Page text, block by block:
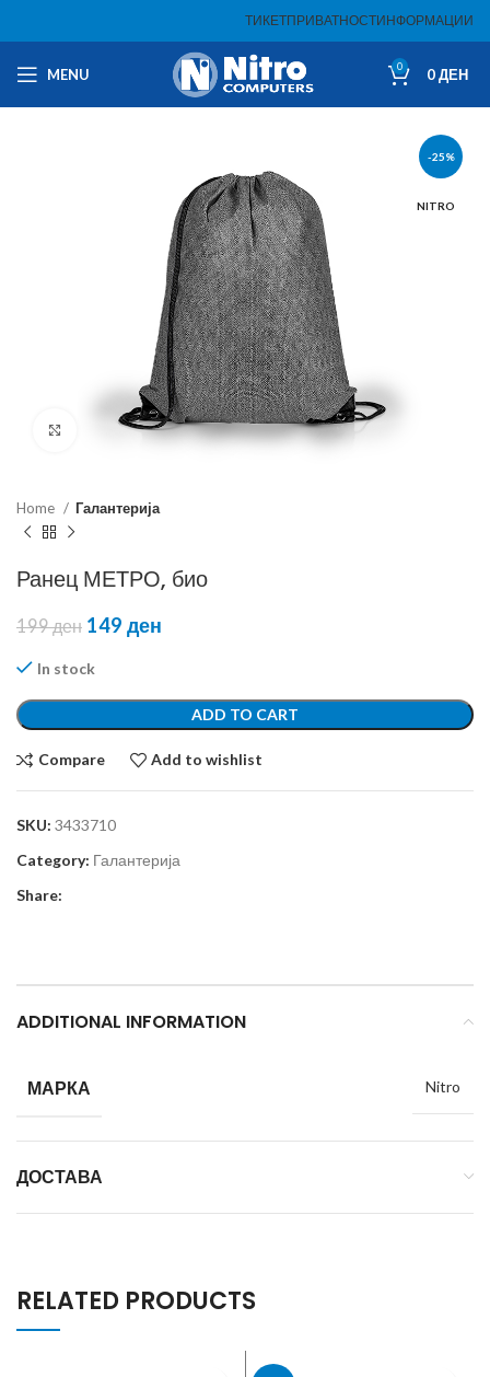
ТИКЕТПРИВАТНОСТИНФОРМАЦИИ
MENU 0 0ДЕН
-25%
NITRO
Click to enlarge
Home Галантерија
Ранец МЕТРО, био
199ден 149 ден
In stock
ADD TO CART
Compare Add to wishlist
SKU: 3433710
Category: Галантерија
Share:
ADDITIONAL INFORMATION
МАРКА Nitro
ДОСТАВА
RELATED PRODUCTS